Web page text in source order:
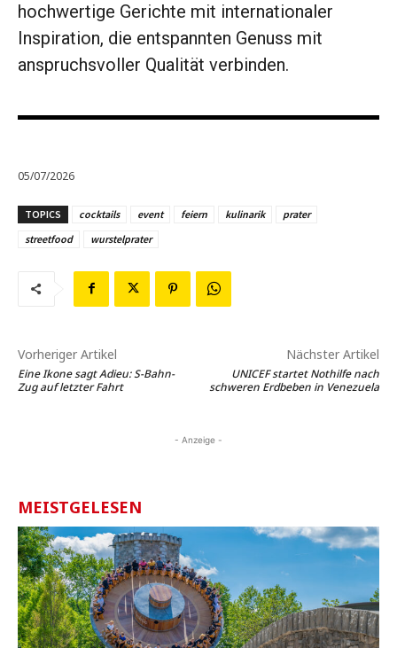
hochwertige Gerichte mit internationaler
Inspiration, die entspannten Genuss mit
anspruchsvoller Qualität verbinden.
05/07/2026
TOPICS cocktails event feiern kulinarik
prater
streetfood
wurstelprater
Vorheriger Artikel
Eine Ikone sagt Adieu: S-Bahn-
Zug auf letzter Fahrt
Nächster Artikel
UNICEF startet Nothilfe nach
schweren Erdbeben in Venezuela
- Anzeige -
MEISTGELESEN